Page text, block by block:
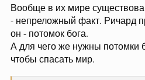
Вообще в их мире
- непреложный факт. Ричард
он - потомок бога.
А для чего же нужны потомки
чтобы спасать мир.